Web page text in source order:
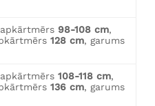
98-108 cm,
128 cm, garums
108-118 cm,
136 cm, garums